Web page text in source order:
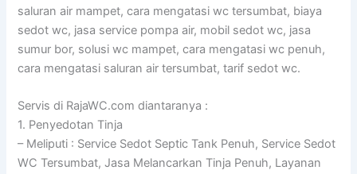
saluran air mampet, cara mengatasi wc tersumbat, biaya
sedot wc, jasa service pompa air, mobil sedot wc, jasa
sumur bor, solusi wc mampet, cara mengatasi wc penuh,
cara mengatasi saluran air tersumbat, tarif sedot wc.
Servis di RajaWC.com diantaranya :
1. Penyedotan Tinja
– Meliputi : Service Sedot Septic Tank Penuh, Service Sedot
WC Tersumbat, Jasa Melancarkan Tinja Penuh, Layanan